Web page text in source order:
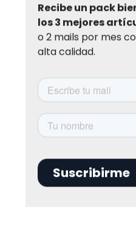
Recibe un pack
los 3 mejores
o 2 mails por mes
alta calidad.